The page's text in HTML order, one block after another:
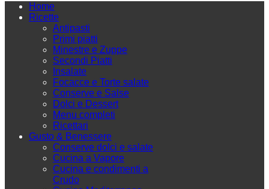
Home
Ricette
Antipasti
Primi piatti
Minestre e Zuppe
Secondi Piatti
Insalate
Focacce e Torte salate
Conserve e Salse
Dolci e Dessert
Menu completi
Ricettari
Gusto & Benessere
Conserve dolci e salate
Cucina a Vapore
Cucina e condimenti a
Crudo